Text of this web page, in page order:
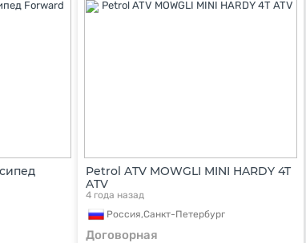
Petrol ATV MOWGLI MINI HARDY 4T
ATV
4 года назад
Россия,Санкт-Петербург
Договорная